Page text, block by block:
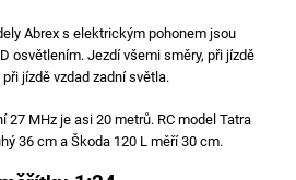
Abrex s elektrickým pohonem jsou
osvětlením. Jezdí všemi směry, při jízdě
jízdě vzdad zadní světla.
27 MHz je asi 20 metrů. RC model Tatra
36 cm a Škoda 120 L měří 30 cm.